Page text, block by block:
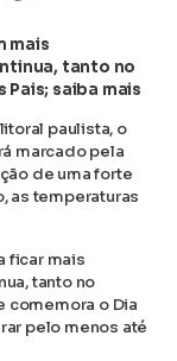
mais
tanto no
Pais; saiba mais
paulista, o
marcado pela
de uma forte
as temperaturas
ficar mais
tanto no
comemora o Dia
pelo menos até